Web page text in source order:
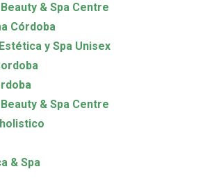
& Spa Centre
Córdoba
y Spa Unisex
& Spa Centre
& Spa